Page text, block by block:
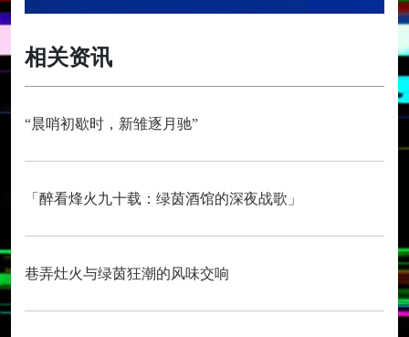
相关资讯
“晨哨初歇时，新雏逐月驰”
「醉看烽火九十载：绿茵酒馆的深夜战歌」
巷弄灶火与绿茵狂潮的风味交响